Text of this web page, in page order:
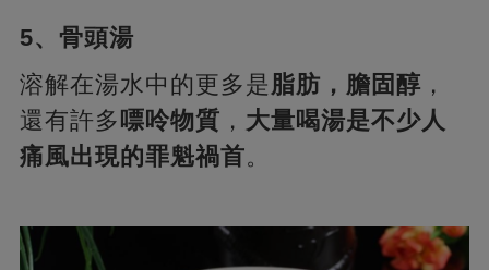
5、骨頭湯
溶解在湯水中的更多是脂肪，膽固醇 ，
還有許多嘌呤物質 ， 大量喝湯是不少人
痛風出現的罪魁禍首。